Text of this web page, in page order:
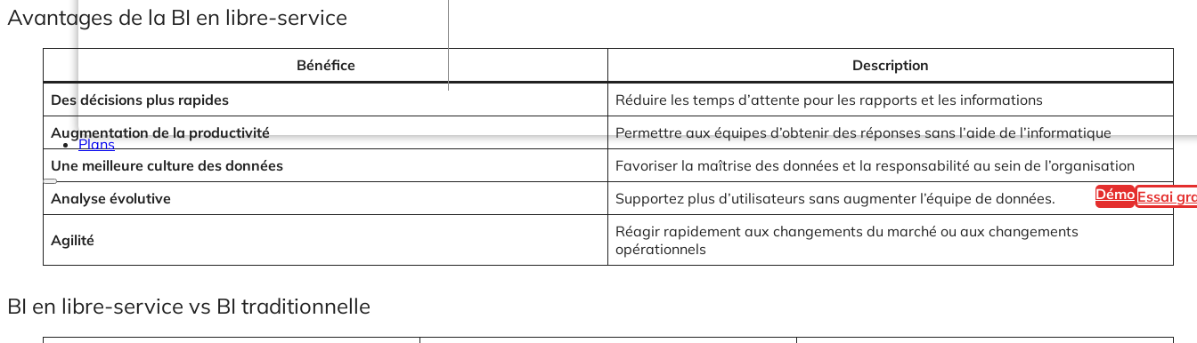
Plans
Démo Essai
Avantages de la BI en libre-service
Bénéfice
Description
Des décisions plus rapides
Réduire les temps d’attente pour les rapports et les informations
Augmentation de la productivité
Permettre aux équipes d’obtenir des réponses sans l’aide de l’informatique
Une meilleure culture des données
Favoriser la maîtrise des données et la responsabilité au sein de l’organisation
Analyse évolutive
Supportez plus d’utilisateurs sans augmenter l’équipe de données.
Agilité
Réagir rapidement aux changements du marché ou aux changements
opérationnels
BI en libre-service vs BI traditionnelle